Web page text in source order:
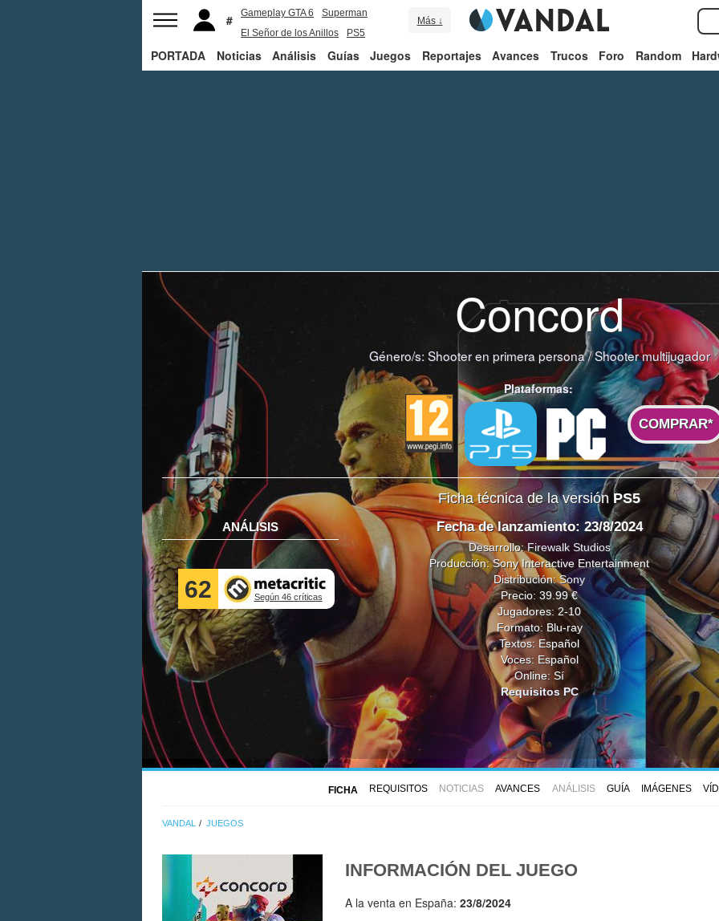
Gameplay GTA 6
Superman
El Señor de los Anillos
PS5
Más ↓
PORTADA Noticias Análisis Guías Juegos Reportajes Avances Trucos Foro Random
Concord
Género/s:Shooter en primera persona/Shooter multijugador
Plataformas:
COMPRAR*
Ficha técnica de la versión PS5
ANÁLISIS
62 Según 46 críticas
Fecha de lanzamiento: 23/8/2024
Desarrollo: Firewalk Studios
Producción: Sony Interactive Entertainment
Distribución:Sony
Precio: 39.99 €
Jugadores: 2-10
Formato: Blu-ray
Textos: Español
Voces: Español
Online: Sí
Requisitos PC
FICHA REQUISITOS NOTICIAS AVANCES ANÁLISIS GUÍA IMÁGENES
VANDAL JUEGOS
INFORMACIÓN DEL JUEGO
A la venta en España: 23/8/2024